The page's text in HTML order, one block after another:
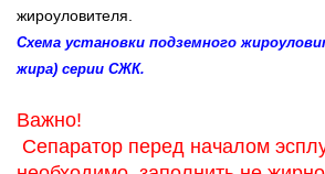
жироуловителя.
Схема установки подземного
жира) серии СЖК.
Важно!
Сепаратор перед началом